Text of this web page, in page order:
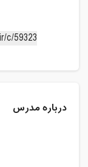
درباره مدرس